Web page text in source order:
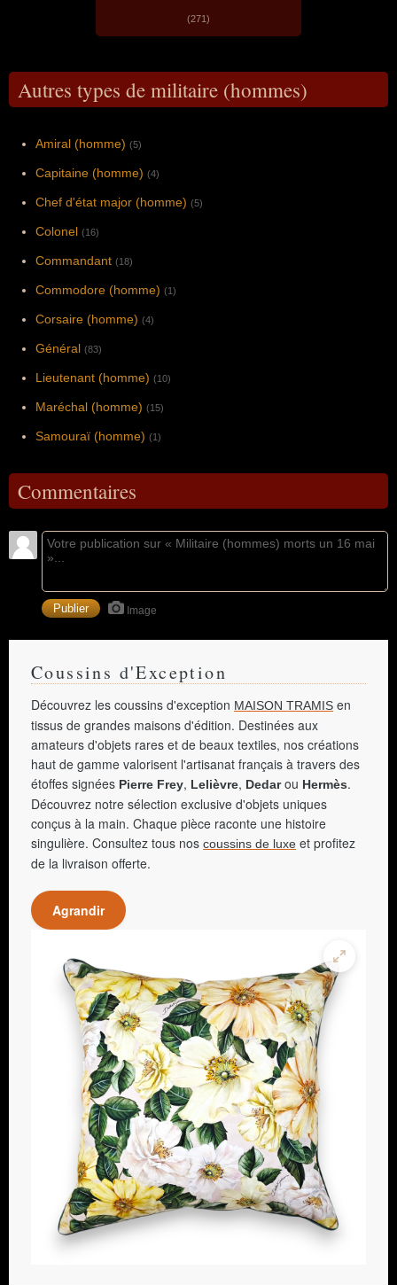
(271)
Autres types de militaire (hommes)
Amiral (homme) (5)
Capitaine (homme) (4)
Chef d'état major (homme) (5)
Colonel (16)
Commandant (18)
Commodore (homme) (1)
Corsaire (homme) (4)
Général (83)
Lieutenant (homme) (10)
Maréchal (homme) (15)
Samouraï (homme) (1)
Commentaires
Image
Coussins d'Exception
Découvrez les coussins d'exception MAISON TRAMIS en
tissus de grandes maisons d'édition. Destinées aux
amateurs d'objets rares et de beaux textiles, nos créations
haut de gamme valorisent l'artisanat français à travers des
étoffes signées Pierre Frey, Lelièvre, Dedarou Hermès.
Découvrez notre sélection exclusive d'objets uniques
conçus à la main. Chaque pièce raconte une histoire
singulière. Consultez tous nos coussins de luxe et profitez
de la livraison offerte.
Agrandir